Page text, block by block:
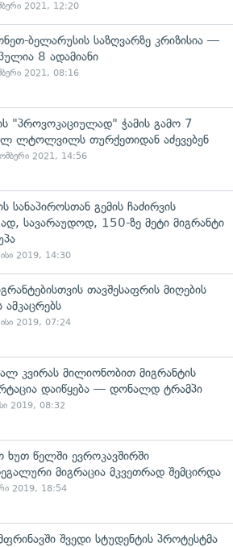
2021, 12:20
ბელარუსის საზღვარზე კრიზისია —
8 ადამიანი
2021, 08:16
"პროვოკაციულად" ჭამის გამო 7
ლტოლვილს თურქეთიდან აძევებენ
2021, 14:56
სანაპიროსთან გემის ჩაძირვის
სავარაუდოდ, 150-ზე მეტი მიგრანტი
2019, 14:30
თავშესაფრის მიღების
ამკაცრებს
2019, 07:24
კვირას მილიონობით მიგრანტის
დაიწყება — დონალდ ტრამპი
2019, 08:32
წელში ევროკავშირში
მიგრაცია მკვეთრად შემცირდა
2019, 18:54
შვედი სტუდენტის პროტესტმა